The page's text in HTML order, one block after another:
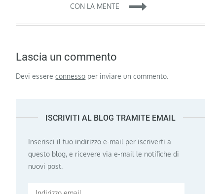
CON LA MENTE
Lascia un commento
Devi essereconnesso per inviare un commento.
ISCRIVITI AL BLOG TRAMITE EMAIL
Inserisci il tuo indirizzo e-mail per iscriverti a
questo blog, e ricevere via e-mail le notifiche di
nuovi post.
Indirizzo